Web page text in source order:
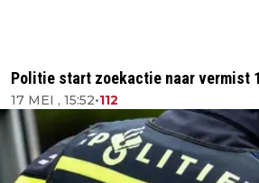
Politie start zoekactie naar vermist
17 MEI , 15:52•112